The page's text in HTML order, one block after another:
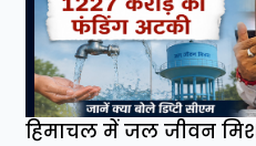
हिमाचल में जल जीवन